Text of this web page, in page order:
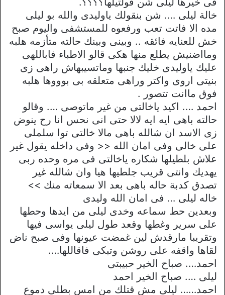
خالة ليلى …. شن بنقولك ياوليدى والله بو ليلى
مده الا فاتت تعب ورفعوه للمستشفى واليوم صبح
خش للعنايه فائقه .. وبينى وبينك حالته متأزمه هلبه
ومااضنيش يطلع منها هكى قالو الاطباء فاباللهى
عليك ياوليدى خليك جنبها وماتسيبهاش راهى زى
بنيتى اروى واكتر وراهى متعلقه بى بوووها هلبه
فوق ماانت تتصور .
احمد …. اكيد ياخالتى من غير ماتوصى …. وقالو
حالته باهى ايه ايه لالا حتى انى نحس انا رح ينوض
زى الاسد ان شالله باهى مالا خالتى توا سلملى
على خالى وفى امان الله << وفى داخله يقول غير
علاش بلطيلها شكاره ياخالتى فى مره وحده ربى
يهديك وانتى قريب جلطيها هيا وان شالله غير
تصدق كدبة حاله باهى بعد الا سمعاته منك >>
خاله ليلى … فى امان الله وليدى
وبعدين حط سماعه وخدى ليلى من ايدها وحطها
على سرير وغطها وقعد طول ليلى يواسى فيها
وتقريبا مارقدش لين غمضت عيونها وفى صبح ناض
لقاها واقفه على روشن وتبكى فاقاللها….
احمد…. صباح الخير حبيبتى
ليلى …. صباح الخير احمد
احمد…… ليلى مش قتلك من امس بطلى دموع